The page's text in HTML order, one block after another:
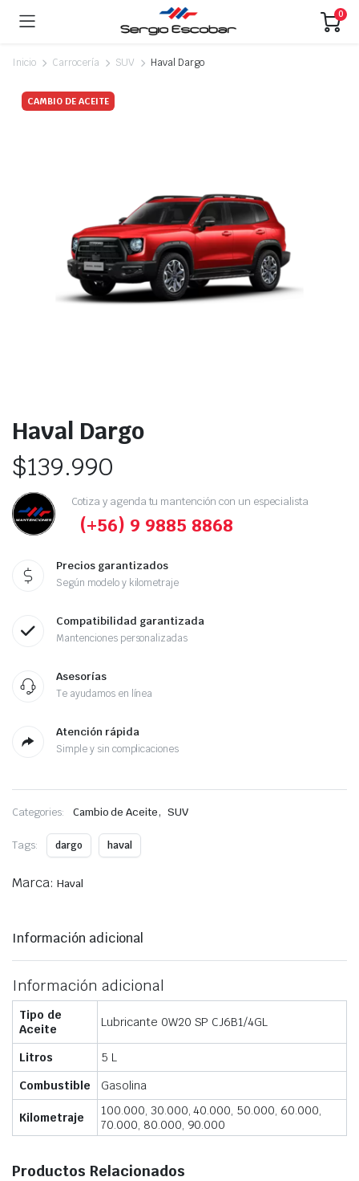
0
Inicio Carrocería SUV Haval Dargo
CAMBIO DE ACEITE
Haval Dargo
$139.990
Cotiza y agenda tu mantención con un especialista
(+56) 9 9885 8868
Precios garantizados
Según modelo y kilometraje
Compatibilidad garantizada
Mantenciones personalizadas
Asesorías
Te ayudamos en línea
Atención rápida
Simple y sin complicaciones
Categories: Cambio de Aceite, SUV
Tags: dargo haval
Marca: Haval
Información adicional
Información adicional
Tipo de
Aceite
Lubricante 0W20 SP CJ6B1/4GL
Litros
5 L
Combustible
Gasolina
Kilometraje
100.000, 30.000, 40.000, 50.000, 60.000,
70.000, 80.000, 90.000
Productos Relacionados